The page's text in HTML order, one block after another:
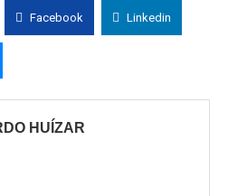
Facebook Linkedin
HUÍZAR